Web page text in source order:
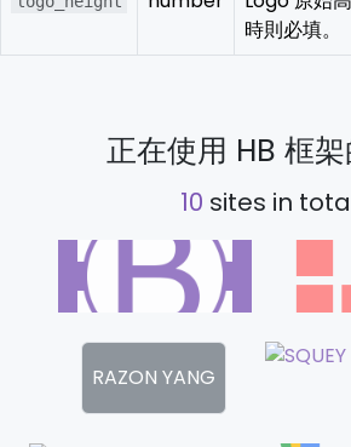
時則必填。
正在使用 HB 框
10 sites in
RAZON YANG